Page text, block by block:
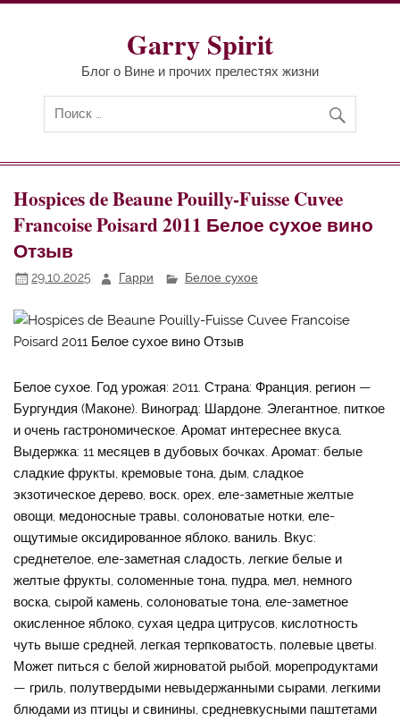
Перейти
Garry Spirit
Блог о Вине и прочих прелестях жизни
Hospices de Beaune Pouilly-Fuisse Cuvee
Francoise Poisard 2011 Белое сухое вино
Отзыв
29.10.2025 Гарри Белое сухое
Белое сухое. Год урожая: 2011. Страна: Франция, регион —
Бургундия (Маконе). Виноград: Шардоне. Элегантное, питкое
и очень гастрономическое. Аромат интереснее вкуса.
Выдержка: 11 месяцев в дубовых бочках. Аромат: белые
сладкие фрукты, кремовые тона, дым, сладкое
экзотическое дерево, воск, орех, еле-заметные желтые
овощи, медоносные травы, солоноватые нотки, еле-
ощутимые оксидированное яблоко, ваниль. Вкус:
среднетелое, еле-заметная сладость, легкие белые и
желтые фрукты, соломенные тона, пудра, мел, немного
воска, сырой камень, солоноватые тона, еле-заметное
окисленное яблоко, сухая цедра цитрусов, кислотность
чуть выше средней, легкая терпковатость, полевые цветы.
Может питься с белой жирноватой рыбой, морепродуктами
— гриль, полутвердыми невыдержанными сырами, легкими
блюдами из птицы и свинины, средневкусными паштетами